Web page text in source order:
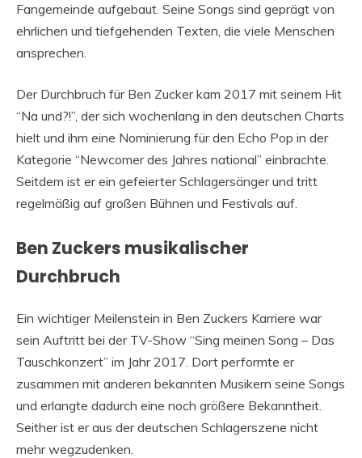
Fangemeinde aufgebaut. Seine Songs sind geprägt von
ehrlichen und tiefgehenden Texten, die viele Menschen
ansprechen.
Der Durchbruch für Ben Zucker kam 2017 mit seinem Hit
“Na und?!”, der sich wochenlang in den deutschen Charts
hielt und ihm eine Nominierung für den Echo Pop in der
Kategorie “Newcomer des Jahres national” einbrachte.
Seitdem ist er ein gefeierter Schlagersänger und tritt
regelmäßig auf großen Bühnen und Festivals auf.
Ben Zuckers musikalischer
Durchbruch
Ein wichtiger Meilenstein in Ben Zuckers Karriere war
sein Auftritt bei der TV-Show “Sing meinen Song – Das
Tauschkonzert” im Jahr 2017. Dort performte er
zusammen mit anderen bekannten Musikern seine Songs
und erlangte dadurch eine noch größere Bekanntheit.
Seither ist er aus der deutschen Schlagerszene nicht
mehr wegzudenken.